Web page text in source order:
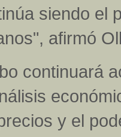
siendo el
afirmó
continuará
y el